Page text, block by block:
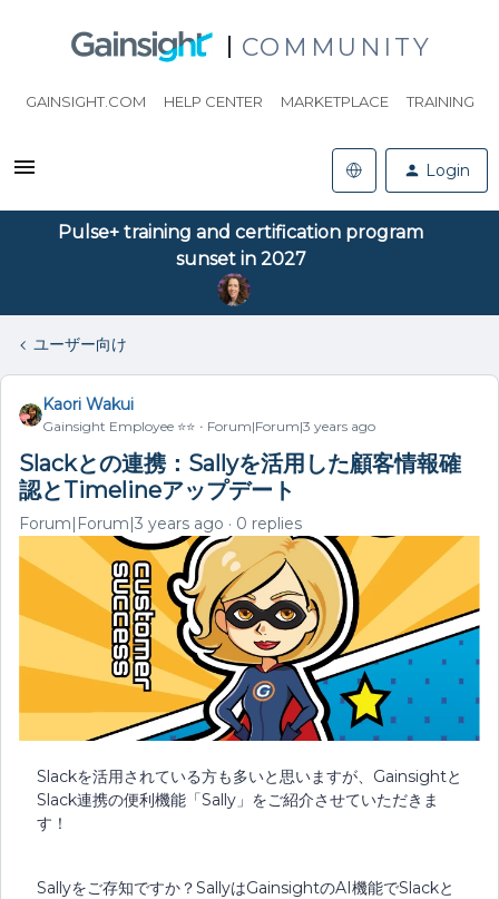
COMMUNITY
GAINSIGHT.COM HELP CENTER MARKETPLACE TRAINING
Login
Pulse+ training and certification program
sunset in 2027
ユーザー向け
Kaori Wakui
Gainsight Employee ⭐️⭐️ Forum|Forum|3 years ago
Slackとの連携：Sallyを活用した顧客情報確
認とTimelineアップデート
Forum|Forum|3 years ago 0 replies
Slackを活用されている方も多いと思いますが、Gainsightと
Slack連携の便利機能「Sally」をご紹介させていただきま
す！
Sallyをご存知ですか？SallyはGainsightのAI機能でSlackと